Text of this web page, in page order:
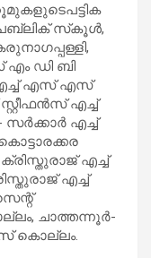
സ്‌കൂള്‍,
എം ഡി ബി
എച്ച് എസ് എസ്
എച്ച്
എച്ച്
എച്ച്
എച്ച്
ചാത്തന്നൂര്‍-
കൊല്ലം.